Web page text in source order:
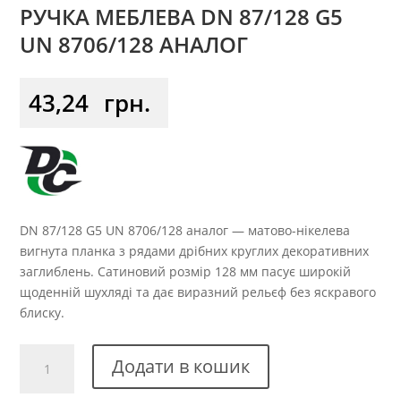
РУЧКА МЕБЛЕВА DN 87/128 G5
UN 8706/128 АНАЛОГ
43,24 грн.
DN 87/128 G5 UN 8706/128 аналог — матово-нікелева
вигнута планка з рядами дрібних круглих декоративних
заглиблень. Сатиновий розмір 128 мм пасує широкій
щоденній шухляді та дає виразний рельєф без яскравого
блиску.
меблева
Додати в кошик